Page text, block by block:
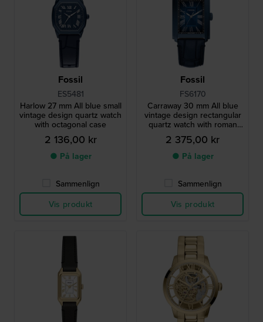
Fossil
ES5481
Harlow 27 mm All blue small
vintage design quartz watch
with octagonal case
2 136,00 kr
● På lager
Sammenlign
Vis produkt
Fossil
FS6170
Carraway 30 mm All blue
vintage design rectangular
quartz watch with roman
indices
2 375,00 kr
● På lager
Sammenlign
Vis produkt